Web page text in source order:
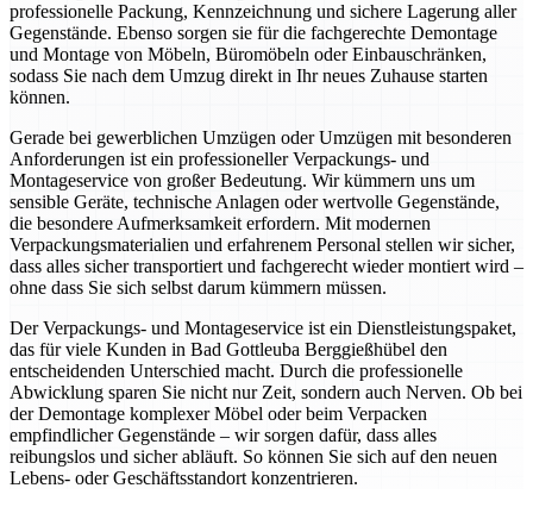
professionelle Packung, Kennzeichnung und sichere Lagerung aller
Gegenstände. Ebenso sorgen sie für die fachgerechte Demontage
und Montage von Möbeln, Büromöbeln oder Einbauschränken,
sodass Sie nach dem Umzug direkt in Ihr neues Zuhause starten
können.
Gerade bei gewerblichen Umzügen oder Umzügen mit besonderen
Anforderungen ist ein professioneller Verpackungs- und
Montageservice von großer Bedeutung. Wir kümmern uns um
sensible Geräte, technische Anlagen oder wertvolle Gegenstände,
die besondere Aufmerksamkeit erfordern. Mit modernen
Verpackungsmaterialien und erfahrenem Personal stellen wir sicher,
dass alles sicher transportiert und fachgerecht wieder montiert wird –
ohne dass Sie sich selbst darum kümmern müssen.
Der Verpackungs- und Montageservice ist ein Dienstleistungspaket,
das für viele Kunden in Bad Gottleuba Berggießhübel den
entscheidenden Unterschied macht. Durch die professionelle
Abwicklung sparen Sie nicht nur Zeit, sondern auch Nerven. Ob bei
der Demontage komplexer Möbel oder beim Verpacken
empfindlicher Gegenstände – wir sorgen dafür, dass alles
reibungslos und sicher abläuft. So können Sie sich auf den neuen
Lebens- oder Geschäftsstandort konzentrieren.